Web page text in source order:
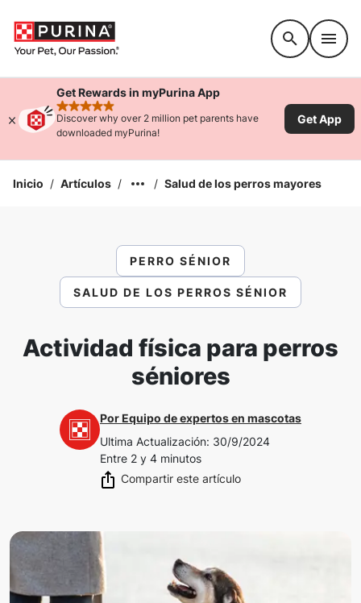
Get Rewards in myPurina App
rated 4.9 stars
Discover why over 2 million pet parents have
downloaded myPurina!
Get App
Inicio / Artículos / / Salud de los perros mayores
PERRO SÉNIOR
SALUD DE LOS PERROS SÉNIOR
Actividad física para perros
séniores
PorEquipo de expertos en mascotas
Ultima Actualización: 30/9/2024
Entre 2 y 4 minutos
Compartir este artículo